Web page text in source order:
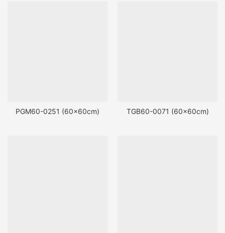
PGM60-0251 (60x60cm) TGB60-0071 (60x60cm)